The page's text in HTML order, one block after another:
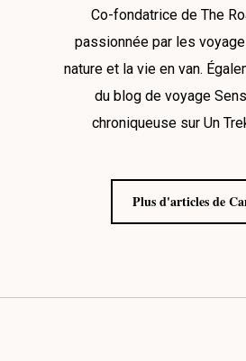
Co-fondatrice de The
passionnée par les
nature et la vie en van.
du blog de voyage
chroniqueuse sur Un
Plus d'articles de